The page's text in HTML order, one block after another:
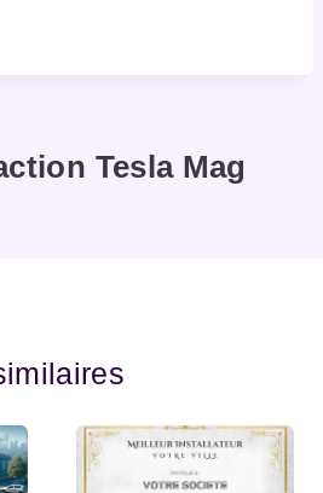
Tesla Mag